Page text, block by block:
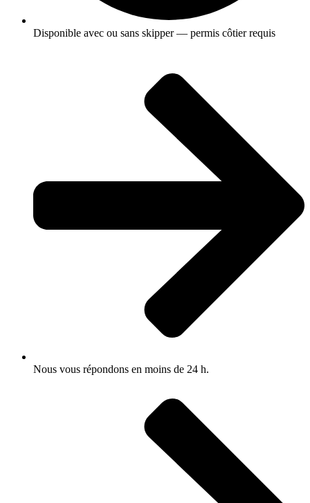
Disponible avec ou sans skipper — permis côtier requis
Nous vous répondons en moins de 24 h.